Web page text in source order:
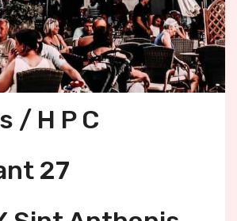
/ H P C
27